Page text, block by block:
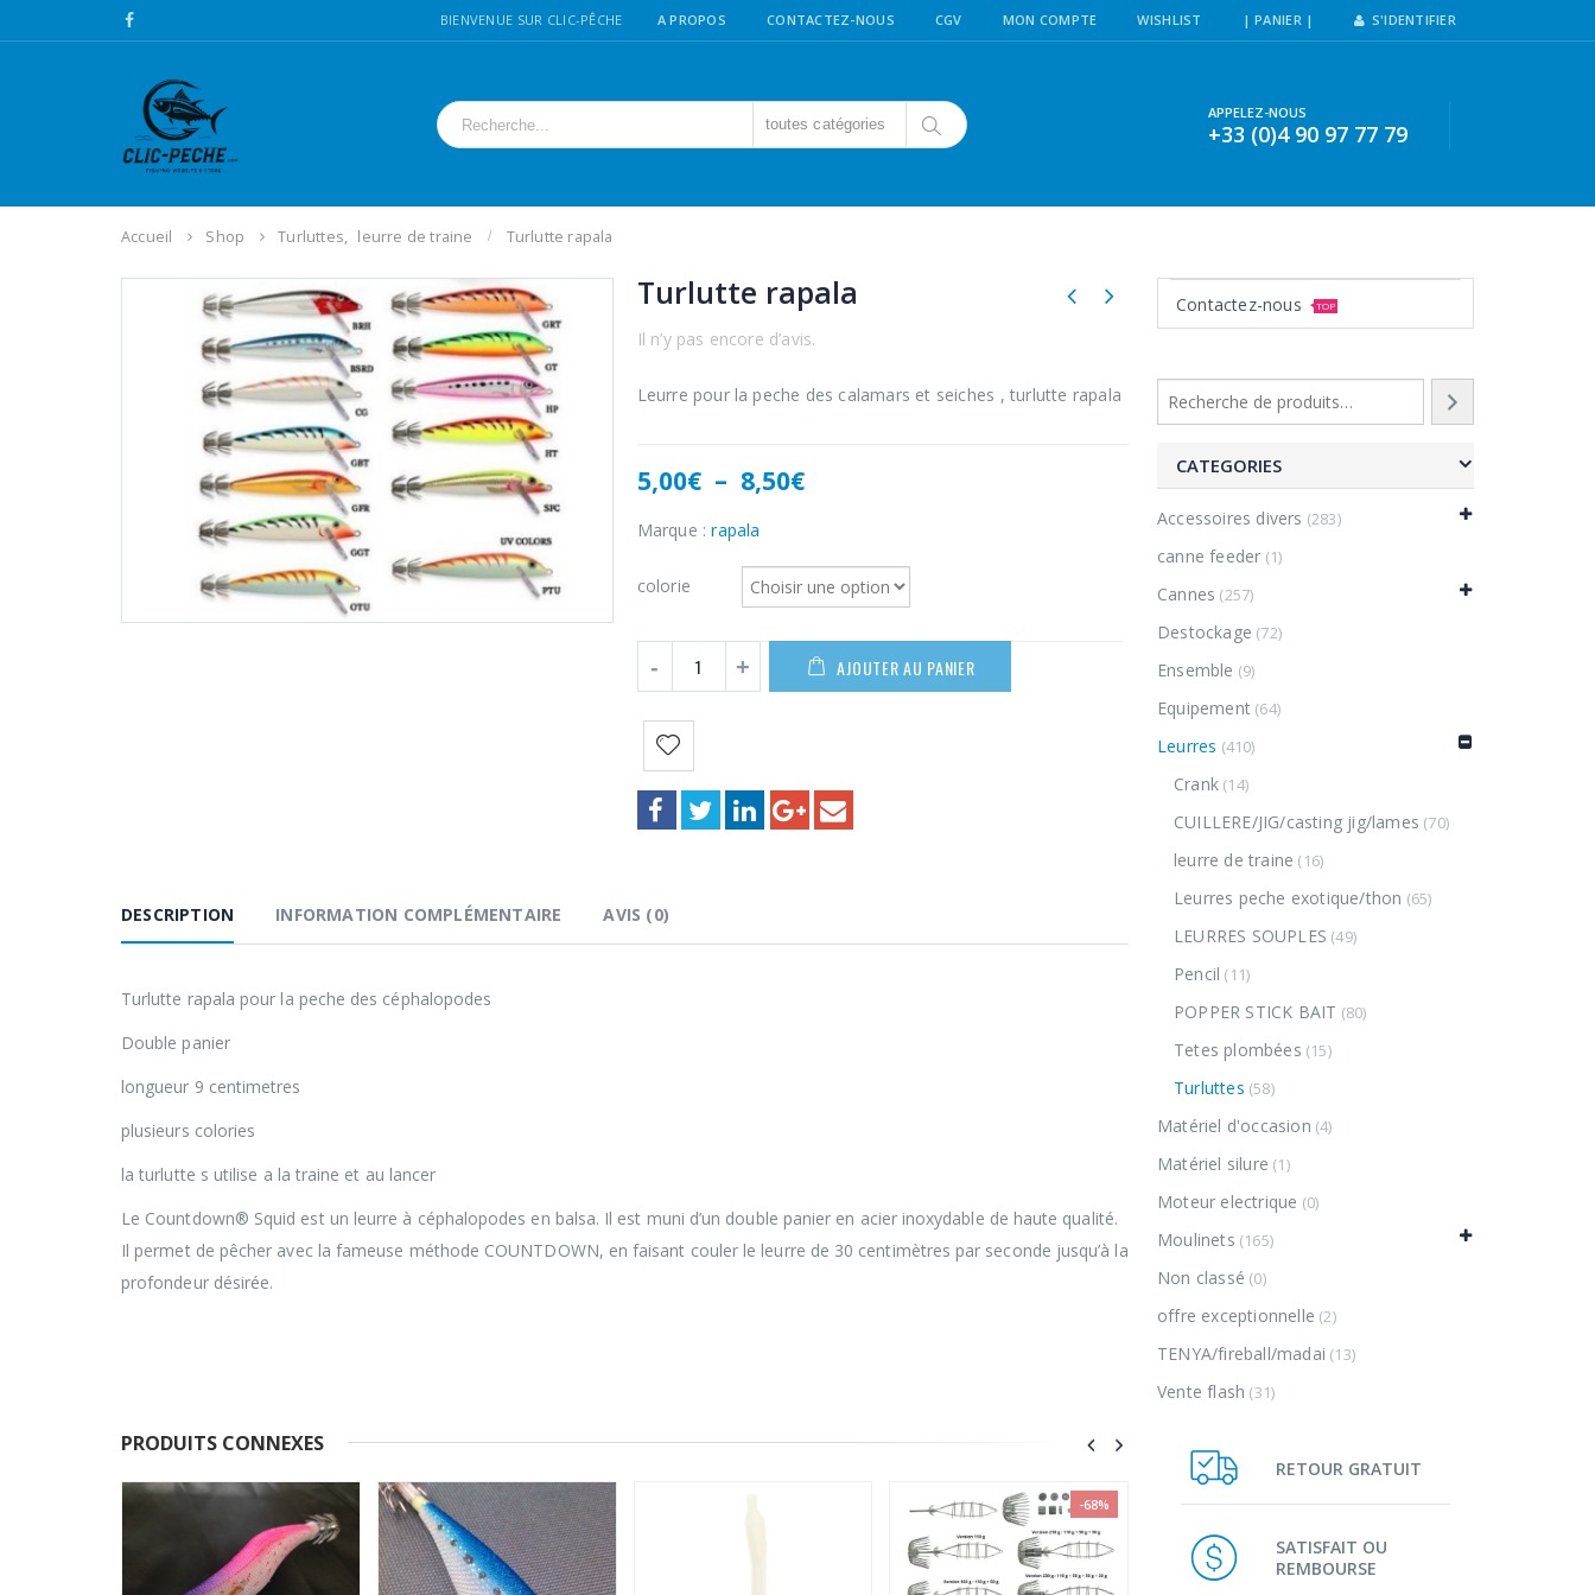
BIENVENUE SUR CLIC-PÊCHE A PROPOS CONTACTEZ-NOUS CGV MON COMPTE WISHLIST | PANIER | S'IDENTIFIER
toutes catégories
APPELEZ-NOUS
+33 (0)4 90 97 77 79
Accueil Shop Turluttes, leurre de traine Turlutte rapala
Turlutte rapala
Il n’y pas encore d’avis.
Leurre pour la peche des calamars et seiches , turlutte rapala
5,00€ – 8,50€Plage
à
8,50€
Marque :rapala
colorie
AJOUTER AU PANIER
DESCRIPTION INFORMATION COMPLÉMENTAIRE AVIS (0)
Turlutte rapala pour la peche des céphalopodes
Double panier
longueur 9 centimetres
plusieurs colories
la turlutte s utilise a la traine et au lancer
Le Countdown® Squid est un leurre à céphalopodes en balsa. Il est muni d’un double panier en acier inoxydable de haute qualité.
Il permet de pêcher avec la fameuse méthode COUNTDOWN, en faisant couler le leurre de 30 centimètres par seconde jusqu’à la
profondeur désirée.
PRODUITS CONNEXES
Contactez-nous TOP
CATEGORIES
Accessoires divers (283)
canne feeder (1)
Cannes (257)
Destockage (72)
Ensemble (9)
Equipement (64)
Leurres (410)
Crank (14)
CUILLERE/JIG/casting jig/lames (70)
leurre de traine (16)
Leurres peche exotique/thon (65)
LEURRES SOUPLES (49)
Pencil (11)
POPPER STICK BAIT (80)
Tetes plombées (15)
Turluttes (58)
Matériel d'occasion (4)
Matériel silure (1)
Moteur electrique (0)
Moulinets (165)
Non classé (0)
offre exceptionnelle (2)
TENYA/fireball/madai (13)
Vente flash (31)
RETOUR GRATUIT
SATISFAIT OU
REMBOURSE